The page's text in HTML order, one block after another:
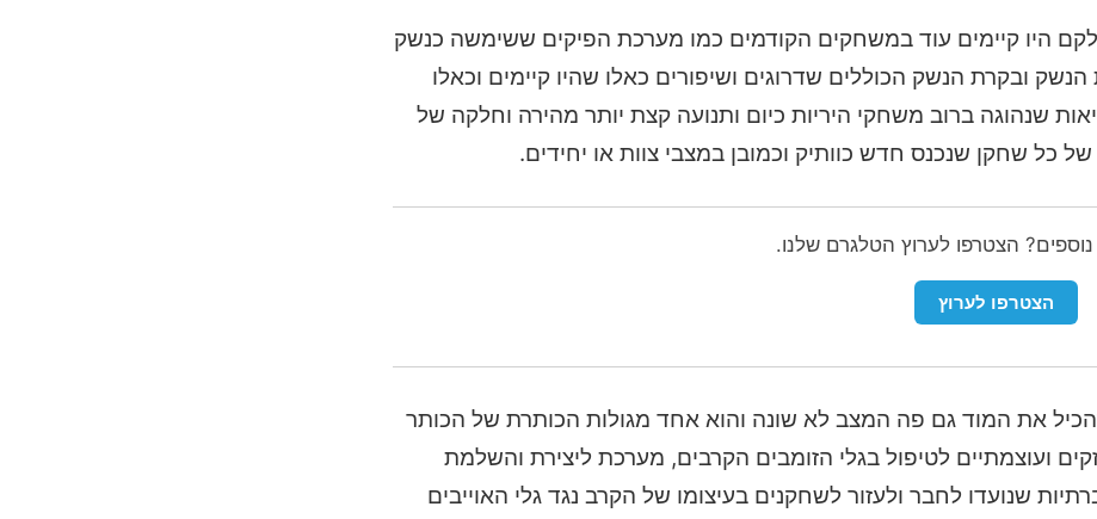
היו קיימים עוד במשחקים הקודמים כמו מערכת הפיקים ששימשה כנשק
ובקרת הנשק הכוללים שדרוגים ושיפורים כאלו שהיו קיימים וכאלו
שנהוגה ברוב משחקי היריות כיום ותנועה קצת יותר מהירה וחלקה של
כל שחקן שנכנס חדש כוותיק וכמובן במצבי צוות או יחידים.
נוספים? הצטרפו לערוץ הטלגרם שלנו.
הצטרפו לערוץ
את המוד גם פה המצב לא שונה והוא אחד מגולות הכותרת של הכותר
ועוצמתיים לטיפול בגלי הזומבים הקרבים, מערכת ליצירת והשלמת
שנועדו לחבר ולעזור לשחקנים בעיצומו של הקרב נגד גלי האוייבים